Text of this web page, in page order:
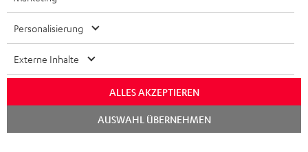
STEREOANLAGEN
LAUTSPRECHER
ULTIMA-SERIE
STORES
DEINE VORTEILE BEI TEUFEL
TEUFEL STORY
UNSER MANAGEMENT
NACHHALTIGKEIT
FRANKREICH
POLEN
Personalisierung
Externe Inhalte
ALLES AKZEPTIEREN
AUSWAHL ÜBERNEHMEN